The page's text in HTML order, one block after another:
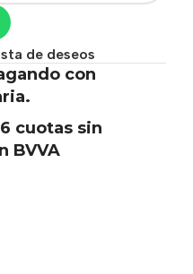
de deseos
con
cuotas sin
BVVA